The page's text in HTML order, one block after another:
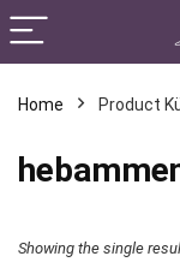
Home Product
Showing the single